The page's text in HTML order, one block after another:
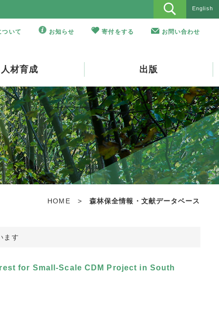
English
いて お知らせ 寄付をする お問い合わせ
人材育成 出版
HOME > 森林保全情報・文献データベース
ます
for Small-Scale CDM Project in South